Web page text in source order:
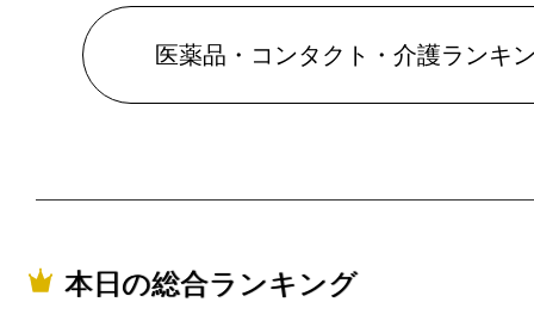
医薬品・コンタクト・介護ランキ
本日の総合ランキング